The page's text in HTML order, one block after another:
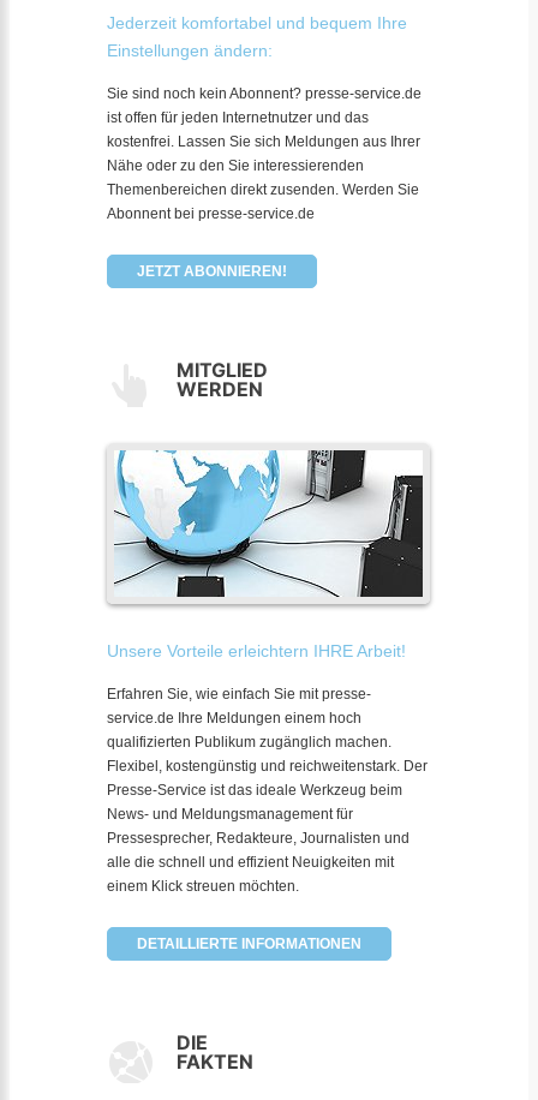
Jederzeit komfortabel und bequem Ihre
Einstellungen ändern:
Sie sind noch kein Abonnent? presse-service.de
ist offen für jeden Internetnutzer und das
kostenfrei. Lassen Sie sich Meldungen aus Ihrer
Nähe oder zu den Sie interessierenden
Themenbereichen direkt zusenden. Werden Sie
Abonnent bei presse-service.de
JETZT ABONNIEREN!
MITGLIED
WERDEN
Unsere Vorteile erleichtern IHRE Arbeit!
Erfahren Sie, wie einfach Sie mit presse-
service.de Ihre Meldungen einem hoch
qualifizierten Publikum zugänglich machen.
Flexibel, kostengünstig und reichweitenstark. Der
Presse-Service ist das ideale Werkzeug beim
News- und Meldungsmanagement für
Pressesprecher, Redakteure, Journalisten und
alle die schnell und effizient Neuigkeiten mit
einem Klick streuen möchten.
DETAILLIERTE INFORMATIONEN
DIE
FAKTEN